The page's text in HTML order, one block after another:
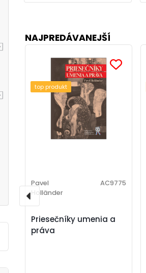
NAJPREDÁVANEJŠÍ
Priesečníky umenia a
práva
Pavel
Holländer
AC9775
top produkt